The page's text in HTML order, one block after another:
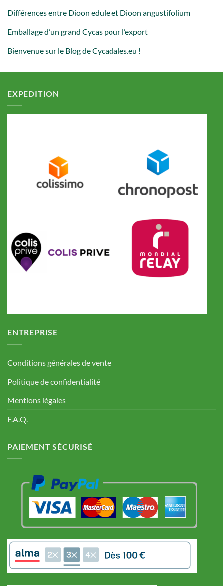
Différences entre Dioon edule et Dioon angustifolium
Emballage d’un grand Cycas pour l’export
Bienvenue sur le Blog de Cycadales.eu !
EXPEDITION
ENTREPRISE
Conditions générales de vente
Politique de confidentialité
Mentions légales
F.A.Q.
PAIEMENT SÉCURISÉ